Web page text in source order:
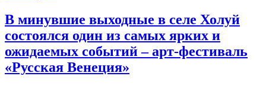
В минувшие выходные в селе Холуй
состоялся один из самых ярких и
ожидаемых событий – арт-фестиваль
«Русская Венеция»